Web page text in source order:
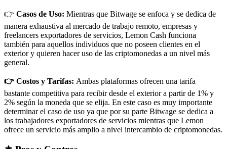
👉 Casos de Uso: Mientras que Bitwage se enfoca y se dedica de
manera exhaustiva al mercado de trabajo remoto, empresas y
freelancers exportadores de servicios, Lemon Cash funciona
también para aquellos individuos que no poseen clientes en el
exterior y quieren hacer uso de las criptomonedas a un nivel más
general.
👉 Costos y Tarifas: Ambas plataformas ofrecen una tarifa
bastante competitiva para recibir desde el exterior a partir de 1% y
2% según la moneda que se elija. En este caso es muy importante
determinar el caso de uso ya que por su parte Bitwage se dedica a
los trabajadores exportadores de servicios mientras que Lemon
ofrece un servicio más amplio a nivel intercambio de criptomonedas.